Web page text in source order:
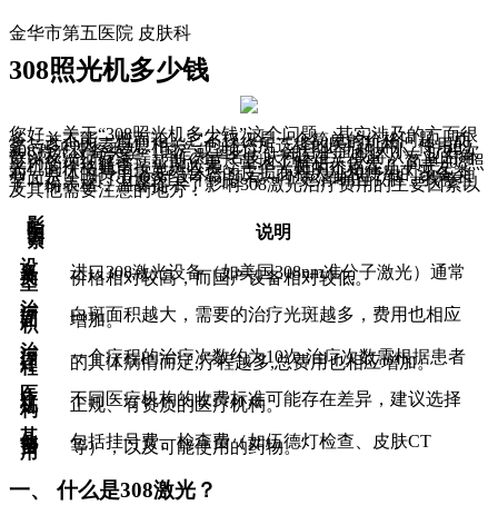
金华市第五医院 皮肤科
308照光机多少钱
您好，关于“308照光机多少钱”这个问题，其实涉及的方面很
多，并不能一概而论。它不仅仅是一个简单的价格问题，而
是与多种因素息息相关，包括您所选择的医疗机构、使用的
308激光设备类型（国产或进口）、治疗的面积大小、疗程次
数以及治疗方案等。 作为一名皮肤科医生，我将从专业的角
度为您详细解读，帮助您更尽量地了解相关信息。 简单308照
光机的价格通常按光斑收费，一个光斑的价格在几十元左
右，具体的费用需要结合您的皮损面积大小和使用的设备类
型而定。 为了让您对这个问题有一个更清晰的了解，我整理
了一份表格，温馨提示了影响308激光治疗费用的主要因素以
及其他需要注意的地方：
影
响
因
素
说明
设
备
类
型
进口308激光设备（如美国308nm准分子激光）通常
价格相对较高，而国产设备相对较低。
治
疗
面
积
白斑面积越大，需要的治疗光斑越多，费用也相应
增加。
治
疗
疗
程
一个疗程的治疗次数约为10次,治疗次数需根据患者
的具体病情而定,疗程越多,总费用也相应增加。
医
疗
机
构
不同医疗机构的收费标准可能存在差异，建议选择
正规、有资质的医疗机构。
其
他
费
用
包括挂号费、检查费（如伍德灯检查、皮肤CT
等），以及可能使用的药物。
一、 什么是308激光？